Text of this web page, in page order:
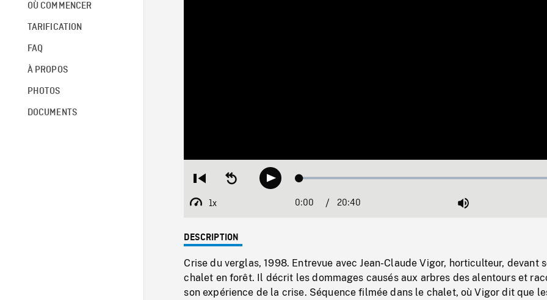
OÙ COMMENCER
TARIFICATION
FAQ
À PROPOS
PHOTOS
DOCUMENTS
Restart
beginning
Seek
backwardPlay Loaded:
1x
Playback
Current
0:00 / Duration
20:40 Mute
DESCRIPTION
Crise du verglas, 1998. Entrevue avec Jean-Claude Vigor, horticulteur, devant
chalet en forêt. Il décrit les dommages causés aux arbres des alentours et
son expérience de la crise. Séquence filmée dans le chalet, où Vigor dit que